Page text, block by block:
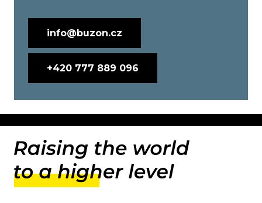
info@buzon.cz
+420 777 889 096